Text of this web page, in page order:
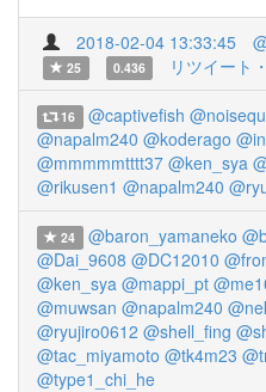
2018-02-04 13:33:45
25
0.436 リツイート
16 @captivefish
@napalm240 @koderago
@mmmmmtttt37 @ken_sya
@rikusen1 @napalm240
24 @baron_yamaneko
@Dai_9608 @DC12010
@ken_sya @mappi_pt
@muwsan @napalm240
@ryujiro0612 @shell_fing
@tac_miyamoto @tk4m23
@type1_chi_he